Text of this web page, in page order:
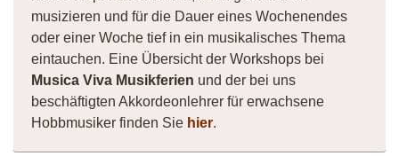
musizieren und für die Dauer eines Wochenendes
oder einer Woche tief in ein musikalisches Thema
eintauchen. Eine Übersicht der Workshops bei
Musica Viva Musikferien und der bei uns
beschäftigten Akkordeonlehrer für erwachsene
Hobbmusiker finden Sie hier.